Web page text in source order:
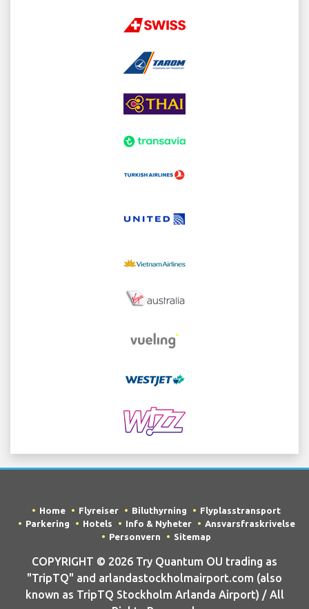
Home Flyreiser Biluthyrning
Flyplasstransport
Parkering
Hotels Info & Nyheter
Ansvarsfraskrivelse
Personvern
Sitemap
COPYRIGHT © 2026 Try Quantum OU trading as
"TripTQ" and arlandastockholmairport.com (also
known as TripTQ Stockholm Arlanda Airport) / All